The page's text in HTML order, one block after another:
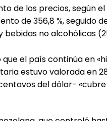
de los precios, según
de 356,8 %, seguido
bebidas no alcohólicas
el país continúa en
estuvo valorada en
del dólar-